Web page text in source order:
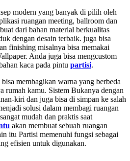
modern yang banyak di pilih oleh
ruangan meeting, ballroom dan
dari bahan material berkualitas
dengan desain terbaik. juga bisa
finishing misalnya bisa memakai
Anda juga bisa mengcustom
kaca pada pintu partisi.
membagikan warna yang berbeda
rumah kamu. Sistem Bukanya dengan
kiri dan juga bisa di simpan ke salah
solusi dalam membagi ruangan
mudah dan praktis saat
akan membuat sebuah ruangan
itu Partisi memenuhi fungsi sebagai
efisien untuk digunakan.